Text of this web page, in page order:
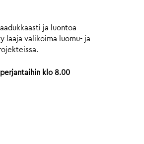
ja luontoa
laaja valikoima luomu- ja
klo 8.00